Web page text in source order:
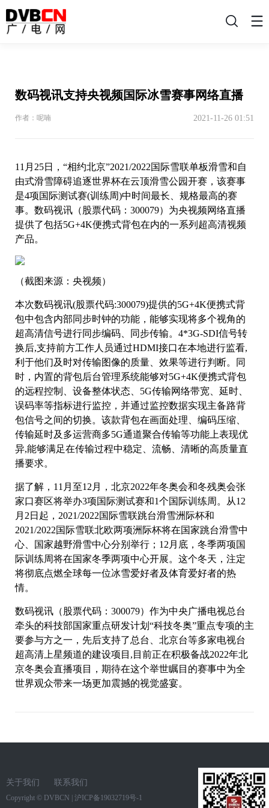
搜
数码视讯支持央视频国际冰雪赛事网络直播
作者：呢喃 2021-11-26 01:51
11月25日，“相约北京”2021/2022国际雪联单板滑雪和自
由式滑雪障碍追逐世界杯在云顶滑雪公园开赛，该赛事
是4项国际测试赛(训练周)中时间最长、规格最高的赛
事。数码视讯（股票代码：300079）为央视频网络直播
提供了包括5G+4K便携式背包在内的一系列超高清视频
产品。
（截图来源：央视频）
本次数码视讯(股票代码:300079)提供的5G+4K便携式背
包中包含内部同步时钟的功能，能够实现将多个视角的
超高清信号进行同步编码、同步传输。4*3G-SDI信号转
换后,支持前方工作人员通过HDMI接口在本地进行监看,
利于他们及时对传输图像的质量、效果等进行判断。同
时，内置的背包后台管理系统能够对5G+4K便携式背包
的远程控制、设备整体状态、5G传输网络带宽、延时、
误码率等指标进行监控，并通过监控数据实现主备路背
包信号之间的切换。该款背包在画面处理、编码压缩、
传输延时及多运营商多5G通道聚合传输等功能上表现优
异,能够满足在传输过程中稳定、流畅、清晰的高质量直
播要求。
据了解，11月至12月，北京2022年冬奥会和冬残奥会张
家口赛区将举办3项国际测试赛和1个国际训练周。从12
月2日起，2021/2022国际雪联跳台滑雪洲际杯和
2021/2022国际雪联北欧两项洲际杯将在国家跳台滑雪中
心、国家越野滑雪中心分别举行；12月底，冬季两项国
际训练周将在国家冬季两项中心开展。这个冬天，注定
将彻底点燃全球每一位冰雪爱好者及体育爱好者的热
情。
数码视讯（股票代码：300079）作为中央广播电视总台
牵头的科技部国家重点研发计划“科技冬奥”重点专项的主
要参与方之一，先后支持了总台、北京台等多家电视台
超高清上星频道的建设项目,目前正在积极备战2022年北
京冬奥会直播项目，期待在这个举世瞩目的赛事中为全
世界观众带来一场更加震撼的视觉盛宴。
关于我们 联系我们
Copyright © DVBCN 沪ICP备19032719号-1